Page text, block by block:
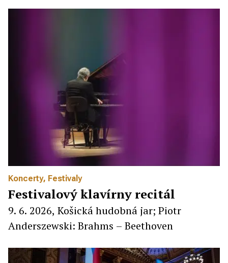
Koncerty, Festivaly
Festivalový klavírny recitál
9. 6. 2026, Košická hudobná jar; Piotr
Anderszewski: Brahms – Beethoven